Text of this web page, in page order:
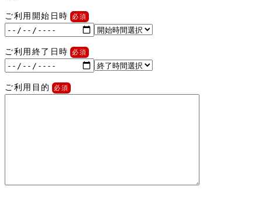
ご利用開始日時
ご利用終了日時
ご利用目的